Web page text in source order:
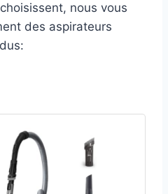
nous vous
des aspirateurs